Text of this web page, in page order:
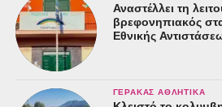
Αναστέλλει τη
βρεφονηπιακός
Εθνικής
ΓΈΡΑΚΑΣ ΑΘΛΗΤΙΚΆ